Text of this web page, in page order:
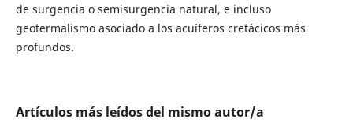
de surgencia o semisurgencia natural, e incluso
geotermalismo asociado a los acuíferos cretácicos más
profundos.
Artículos más leídos del mismo autor/a